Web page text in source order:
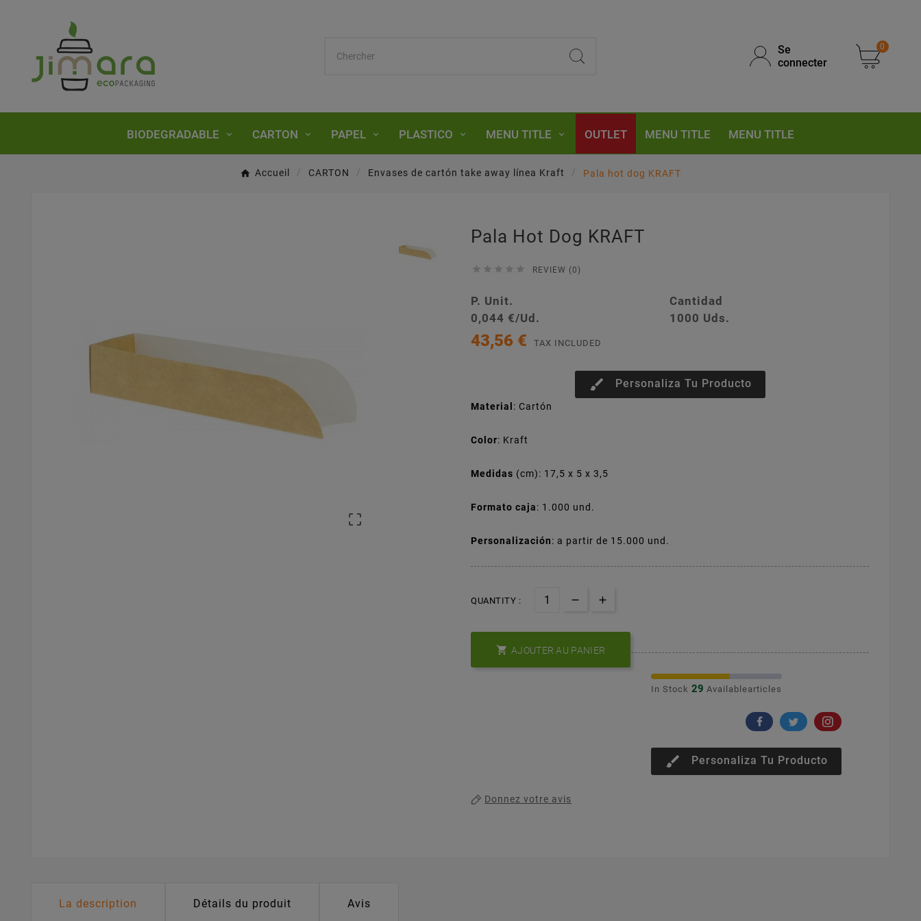
Se
connecter
0
BIODEGRADABLE CARTON PAPEL PLASTICO MENU TITLE OUTLET MENU TITLE MENU TITLE
Accueil CARTON Envases de cartón take away línea Kraft Pala hot dog KRAFT

Pala Hot Dog KRAFT
     REVIEW (0)
P. Unit.
Cantidad
0,044 €/Ud.
1000 Uds.
43,56 € TAX INCLUDED
brush Personaliza Tu Producto
Material : Cartón
Color: Kraft
Medidas (cm): 17,5 x 5 x 3,5
Formato caja: 1.000 und.
Personalización: a partir de 15.000 und.
QUANTITY :
 AJOUTER AU PANIER
In Stock 29 Availablearticles
brush Personaliza Tu Producto
Donnez votre avis
La description Détails du produit Avis